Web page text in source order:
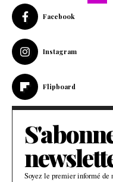
Facebook
Instagram
Flipboard
Soyez le premier informé de